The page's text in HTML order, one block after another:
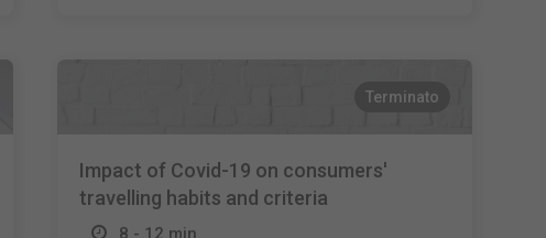
Terminato
Impact of Covid-19 on consumers'
travelling habits and criteria
8 - 12 min